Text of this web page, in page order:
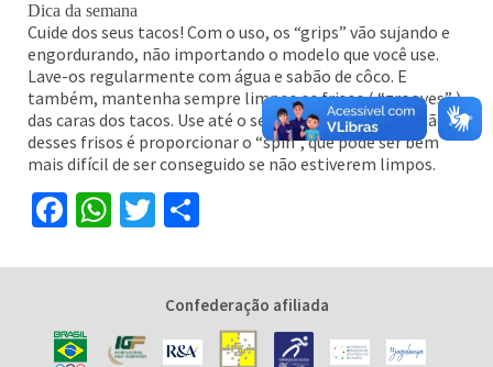
Dica da semana
Cuide dos seus tacos! Com o uso, os “grips” vão sujando e
engordurando, não importando o modelo que você use.
Lave-os regularmente com água e sabão de côco. E
também, mantenha sempre limpos os frisos ( “grooves” )
das caras dos tacos. Use até o seu tee para isso. A função
desses frisos é proporcionar o “spin”, que pode ser bem
mais difícil de ser conseguido se não estiverem limpos.
Facebook
WhatsApp
Twitter
Confederação afiliada